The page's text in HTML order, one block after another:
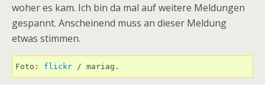
woher es kam. Ich bin da mal auf weitere Meldungen
gespannt. Anscheinend muss an dieser Meldung
etwas stimmen.
Foto: flickr